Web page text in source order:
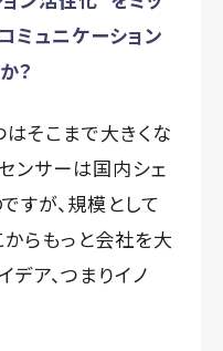
ミュニケーション
？
はそこまで大きくな
ンサーは国内シェ
すが、規模として
からもっと会社を大
デア、つまりイノ